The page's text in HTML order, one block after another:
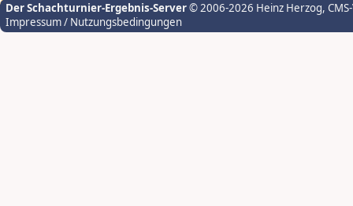
Der Schachturnier-Ergebnis-Server© 2006-2026 Heinz Herzog,
Impressum / Nutzungsbedingungen